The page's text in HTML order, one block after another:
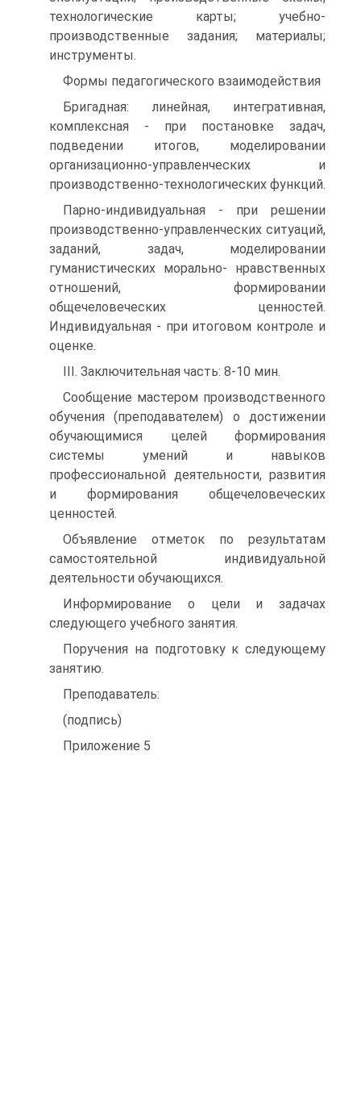
технологические карты; учебно-
производственные задания; материалы;
инструменты.
Формы педагогического взаимодействия
Бригадная: линейная, интегративная,
комплексная - при постановке задач,
подведении итогов, моделировании
организационно-управленческих и
производственно-технологических функций.
Парно-индивидуальная - при решении
производственно-управленческих ситуаций,
заданий, задач, моделировании
гуманистических морально- нравственных
отношений, формировании
общечеловеческих ценностей.
Индивидуальная - при итоговом контроле и
оценке.
III. Заключительная часть: 8-10 мин.
Сообщение мастером производственного
обучения (преподавателем) о достижении
обучающимися целей формирования
системы умений и навыков
профессиональной деятельности, развития
и формирования общечеловеческих
ценностей.
Объявление отметок по результатам
самостоятельной индивидуальной
деятельности обучающихся.
Информирование о цели и задачах
следующего учебного занятия.
Поручения на подготовку к следующему
занятию.
Преподаватель:
(подпись)
Приложение 5